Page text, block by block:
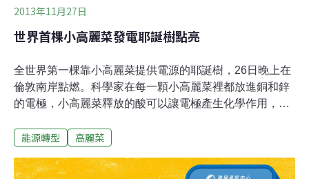
2013年11月27日
世界首棵小高麗菜發電耶誕樹點亮
全世界第一棵靠小高麗菜提供電源的耶誕樹，26日晚上在
倫敦南岸點燃。科學家在每一顆小高麗菜裡都放進銅和鋅
的電極，小高麗菜釋放的酸可以讓電極產生化學作用，製
燈所需要的電。科學家說，只要小高麗菜新鮮，電力就會
體」燈，需要1000個，放在5個電池裡的小高麗菜供電。
能源轉型 高麗菜